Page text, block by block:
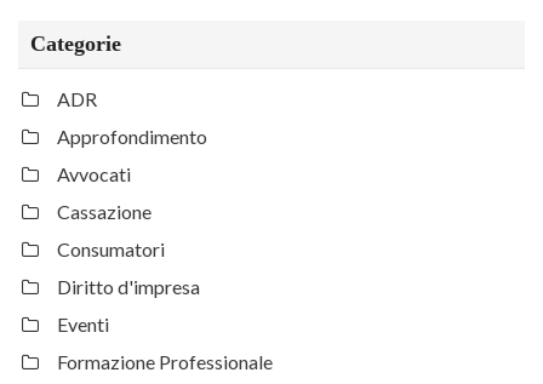
Categorie
ADR
Approfondimento
Avvocati
Cassazione
Consumatori
Diritto d'impresa
Eventi
Formazione Professionale